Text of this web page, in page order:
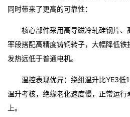
同时带来了更高的可靠性：
核心部件采用高导磁冷轧硅钢片
率段搭配高精度铸铜转子，大幅降低
发热远低于普通电机。
温控表现优异：绕组温升比YE3低
温升考核，绝缘老化速度慢，正常运行
上。